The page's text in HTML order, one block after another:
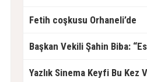
Fetih coşkusu Orhaneli’de